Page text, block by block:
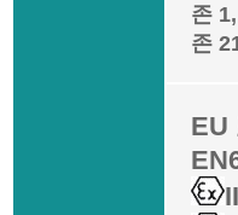
존
존
EU